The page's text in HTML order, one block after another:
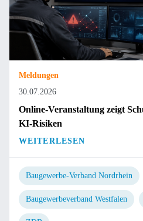
Meldungen
30.07.2026
Online-Veranstaltung zeigt
KI-Risiken
WEITERLESEN
Baugewerbe-Verband Nordrhein
Baugewerbeverband Westfalen